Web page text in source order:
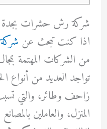
شركة رش حشرات بجدة
اذا كنت تبحث عن
من الشركات المهتمة
تواجد العديد من أنواع
زاحف وطائر، والتي
المنزل، والعاملين